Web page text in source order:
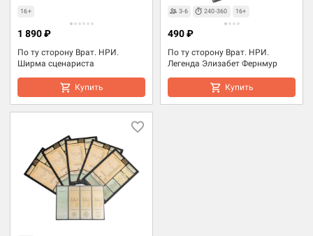
16+
По ту сторону Врат. НРИ.
Ширма сценариста
1 890 ₽
Купить
3-6 240-360 16+
По ту сторону Врат. НРИ.
Легенда Элизабет Фернмур
490 ₽
Купить